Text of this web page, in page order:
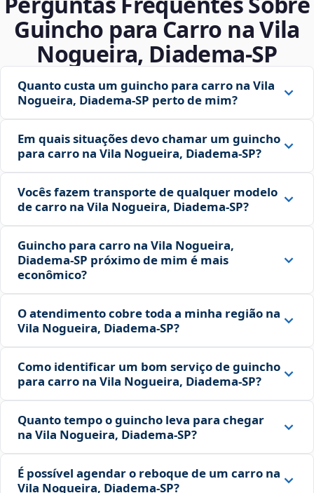
Guincho para Carro na Vila
Nogueira, Diadema‑SP
Quanto custa um guincho para carro na Vila
Nogueira, Diadema‑SP perto de mim?
Em quais situações devo chamar um guincho
para carro na Vila Nogueira, Diadema‑SP?
Vocês fazem transporte de qualquer modelo
de carro na Vila Nogueira, Diadema‑SP?
Guincho para carro na Vila Nogueira,
Diadema‑SP próximo de mim é mais
econômico?
O atendimento cobre toda a minha região na
Vila Nogueira, Diadema‑SP?
Como identificar um bom serviço de guincho
para carro na Vila Nogueira, Diadema‑SP?
Quanto tempo o guincho leva para chegar
na Vila Nogueira, Diadema‑SP?
É possível agendar o reboque de um carro na
Vila Nogueira, Diadema‑SP?